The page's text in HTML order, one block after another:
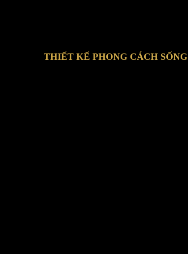
THIẾT KẾ PHONG CÁCH SỐNG